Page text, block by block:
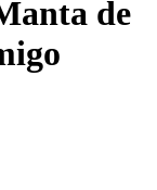
de